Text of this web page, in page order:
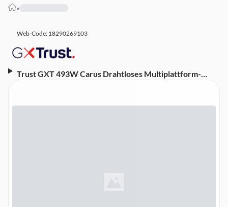
»
Web-Code: 18290269103
Trust GXT 493W Carus Drahtloses Multiplattform-